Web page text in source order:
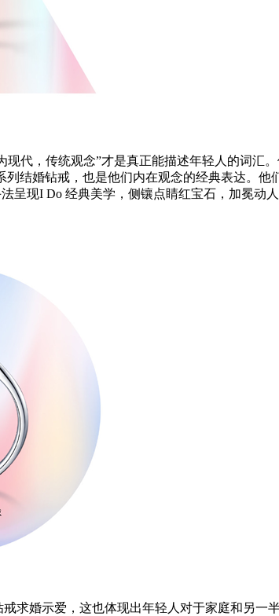
，传统观念”才是真正能描述年轻人的词汇
结婚钻戒，也是他们内在观念的经典表达。他
现I Do 经典美学，侧镶点睛红宝石，加冕动
婚示爱，这也体现出年轻人对于家庭和另一